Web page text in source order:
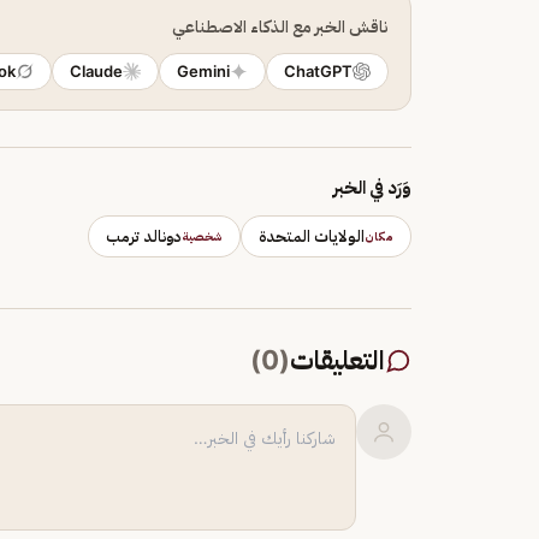
ناقش الخبر مع الذكاء الاصطناعي
ChatGPT
Gemini
Claude
وَرَد في الخبر
مكانالولايات المتحدة شخصيةدونالد ترمب
التعليقات(
0
)